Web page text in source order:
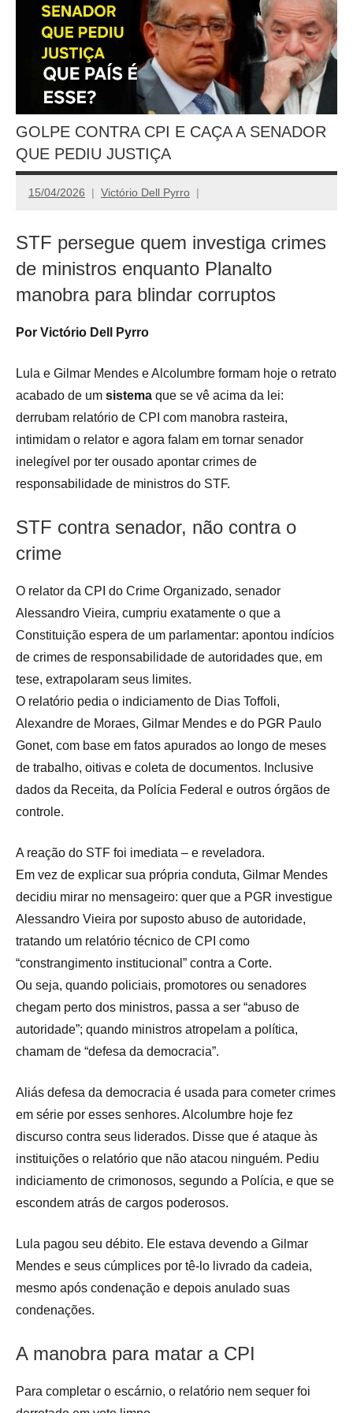
GOLPE CONTRA CPI E CAÇA A SENADOR
QUE PEDIU JUSTIÇA
15/04/2026 Victório Dell Pyrro
STF persegue quem investiga crimes
de ministros enquanto Planalto
manobra para blindar corruptos
Por Victório Dell Pyrro
Lula e Gilmar Mendes e Alcolumbre formam hoje o retrato
acabado de um sistema que se vê acima da lei:
derrubam relatório de CPI com manobra rasteira,
intimidam o relator e agora falam em tornar senador
inelegível por ter ousado apontar crimes de
responsabilidade de ministros do STF.
STF contra senador, não contra o
crime
O relator da CPI do Crime Organizado, senador
Alessandro Vieira, cumpriu exatamente o que a
Constituição espera de um parlamentar: apontou indícios
de crimes de responsabilidade de autoridades que, em
tese, extrapolaram seus limites.
O relatório pedia o indiciamento de Dias Toffoli,
Alexandre de Moraes, Gilmar Mendes e do PGR Paulo
Gonet, com base em fatos apurados ao longo de meses
de trabalho, oitivas e coleta de documentos. Inclusive
dados da Receita, da Polícia Federal e outros órgãos de
controle.
A reação do STF foi imediata – e reveladora.
Em vez de explicar sua própria conduta, Gilmar Mendes
decidiu mirar no mensageiro: quer que a PGR investigue
Alessandro Vieira por suposto abuso de autoridade,
tratando um relatório técnico de CPI como
“constrangimento institucional” contra a Corte.
Ou seja, quando policiais, promotores ou senadores
chegam perto dos ministros, passa a ser “abuso de
autoridade”; quando ministros atropelam a política,
chamam de “defesa da democracia”.
Aliás defesa da democracia é usada para cometer crimes
em série por esses senhores. Alcolumbre hoje fez
discurso contra seus liderados. Disse que é ataque às
instituições o relatório que não atacou ninguém. Pediu
indiciamento de crimonosos, segundo a Polícia, e que se
escondem atrás de cargos poderosos.
Lula pagou seu débito. Ele estava devendo a Gilmar
Mendes e seus cúmplices por tê-lo livrado da cadeia,
mesmo após condenação e depois anulado suas
condenações.
A manobra para matar a CPI
Para completar o escárnio, o relatório nem sequer foi